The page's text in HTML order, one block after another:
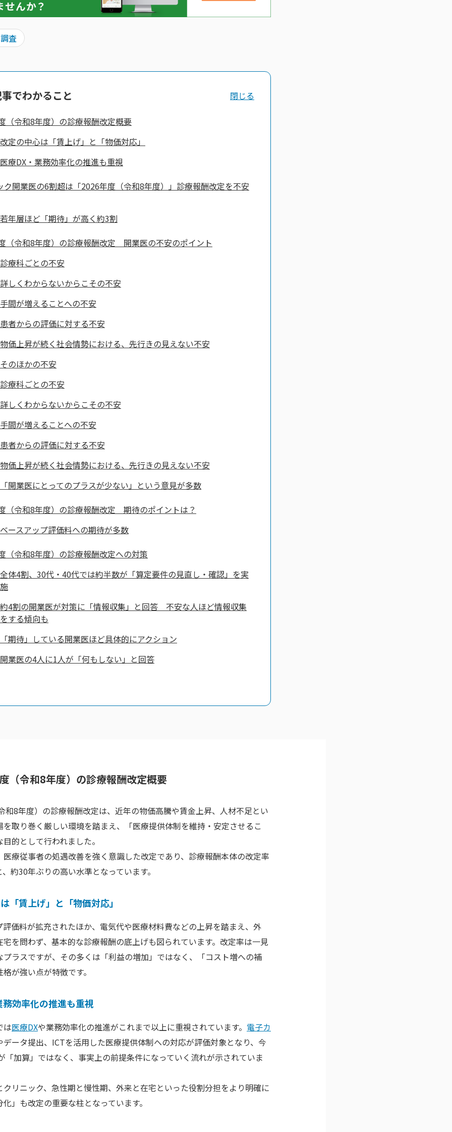
査
でわかること 閉じる
（令和8年度）の診療報酬改定概要
改定の中心は「賃上げ」と「物価対応」
医療DX・業務効率化の推進も重視
ク開業医の6割超は「2026年度（令和8年度）」診療報酬改定を不安
若年層ほど「期待」が高く約3割
（令和8年度）の診療報酬改定 開業医の不安のポイント
診療科ごとの不安
詳しくわからないからこその不安
手間が増えることへの不安
患者からの評価に対する不安
物価上昇が続く社会情勢における、先行きの見えない不安
そのほかの不安
診療科ごとの不安
詳しくわからないからこその不安
手間が増えることへの不安
患者からの評価に対する不安
物価上昇が続く社会情勢における、先行きの見えない不安
「開業医にとってのプラスが少ない」という意見が多数
（令和8年度）の診療報酬改定 期待のポイントは？
ベースアップ評価料への期待が多数
（令和8年度）の診療報酬改定への対策
全体4割、30代・40代では約半数が「算定要件の見直し・確認」を実
施
約4割の開業医が対策に「情報収集」と回答 不安な人ほど情報収集
をする傾向も
「期待」している開業医ほど具体的にアクション
開業医の4人に1人が「何もしない」と回答
（令和8年度）の診療報酬改定概要
和8年度）の診療報酬改定は、近年の物価高騰や賃金上昇、人材不足とい
を取り巻く厳しい環境を踏まえ、「医療提供体制を維持・安定させるこ
的として行われました。
医療従事者の処遇改善を強く意識した改定であり、診療報酬本体の改定率
約30年ぶりの高い水準となっています。
「賃上げ」と「物価対応」
評価料が拡充されたほか、電気代や医療材料費などの上昇を踏まえ、外
宅を問わず、基本的な診療報酬の底上げも図られています。改定率は一見
プラスですが、その多くは「利益の増加」ではなく、「コスト増への補
が強い点が特徴です。
務効率化の推進も重視
は医療DXや業務効率化の推進がこれまで以上に重視されています。 電子カ
データ提出、ICTを活用した医療提供体制への対応が評価対象となり、今
「加算」ではなく、事実上の前提条件になっていく流れが示されていま
クリニック、急性期と慢性期、外来と在宅といった役割分担をより明確に
」も改定の重要な柱となっています。